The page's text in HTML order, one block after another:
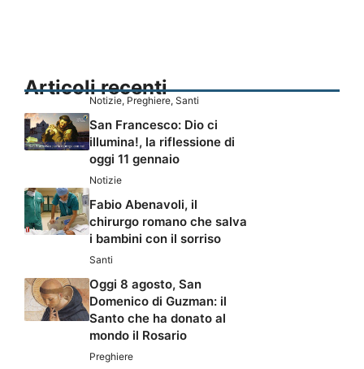
Articoli recenti
Notizie, Preghiere, Santi
San Francesco: Dio ci
illumina!, la riflessione di
oggi 11 gennaio
Notizie
Fabio Abenavoli, il
chirurgo romano che salva
i bambini con il sorriso
Santi
Oggi 8 agosto, San
Domenico di Guzman: il
Santo che ha donato al
mondo il Rosario
Preghiere